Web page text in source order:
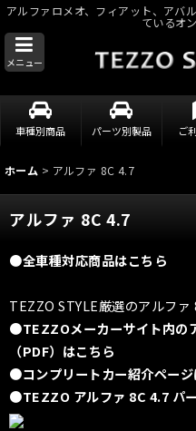
アルファロメオ、フィアット、アバ
ているオ
メニュー
車種別商品 パーツ別製品 ご
ホーム > アルファ 8C 4.7
アルファ 8C 4.7
●全車種対応商品はこちら
TEZZO STYLE厳選のアルファ
●TEZZOメーカーサイト内の
（PDF）はこちら
●コンプリートカー紹介ページ
●TEZZO アルファ 8C 4.7 パ